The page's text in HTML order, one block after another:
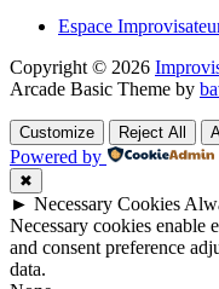
Espace
Copyright © 2026
Arcade Basic Theme by
Customize Reject All
Powered by
✖
► Necessary Cookies
Necessary cookies enable
and consent preference
data.